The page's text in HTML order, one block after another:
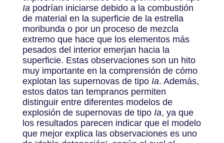
Iapodrían iniciarse debido a la combustión
de material en la superficie de la estrella
moribunda o por un proceso de mezcla
extremo que hace que los elementos más
pesados ​​del interior emerjan hacia la
superficie. Estas observaciones son un hito
muy importante en la comprensión de cómo
explotan las supernovas de tipo Ia. Además,
estos datos tan tempranos permiten
distinguir entre diferentes modelos de
explosión de supernovas de tipo Ia, ya que
los resultados parecen indicar que el modelo
que mejor explica las observaciones es uno